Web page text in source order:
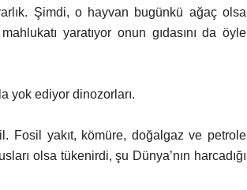
Şimdi, o hayvan bugünkü ağaç olsa
yaratıyor onun gıdasını da öyle
yok ediyor dinozorları.
Fosil yakıt, kömüre, doğalgaz ve petrole
olsa tükenirdi, şu Dünya’nın harcadığı